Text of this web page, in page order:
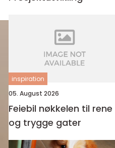
inspiration
05. August 2026
Feiebil nøkkelen til rene
og trygge gater